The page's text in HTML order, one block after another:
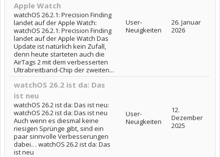
Apple Watch
watchOS 26.2.1: Precision Finding
landet auf der Apple Watch:
watchOS 26.2.1: Precision Finding
landet auf der Apple Watch Das
Update ist natürlich kein Zufall,
denn heute starteten auch die
AirTags 2 mit dem verbesserten
Ultrabreitband-Chip der zweiten...
User-
Neuigkeiten
26. Januar
2026
watchOS 26.2 ist da: Das
ist neu
watchOS 26.2 ist da: Das ist neu:
watchOS 26.2 ist da: Das ist neu
Auch wenn es diesmal keine
riesigen Sprünge gibt, sind ein
paar sinnvolle Verbesserungen
dabei.. . watchOS 26.2 ist da: Das
ist neu
User-
Neuigkeiten
12.
Dezember
2025